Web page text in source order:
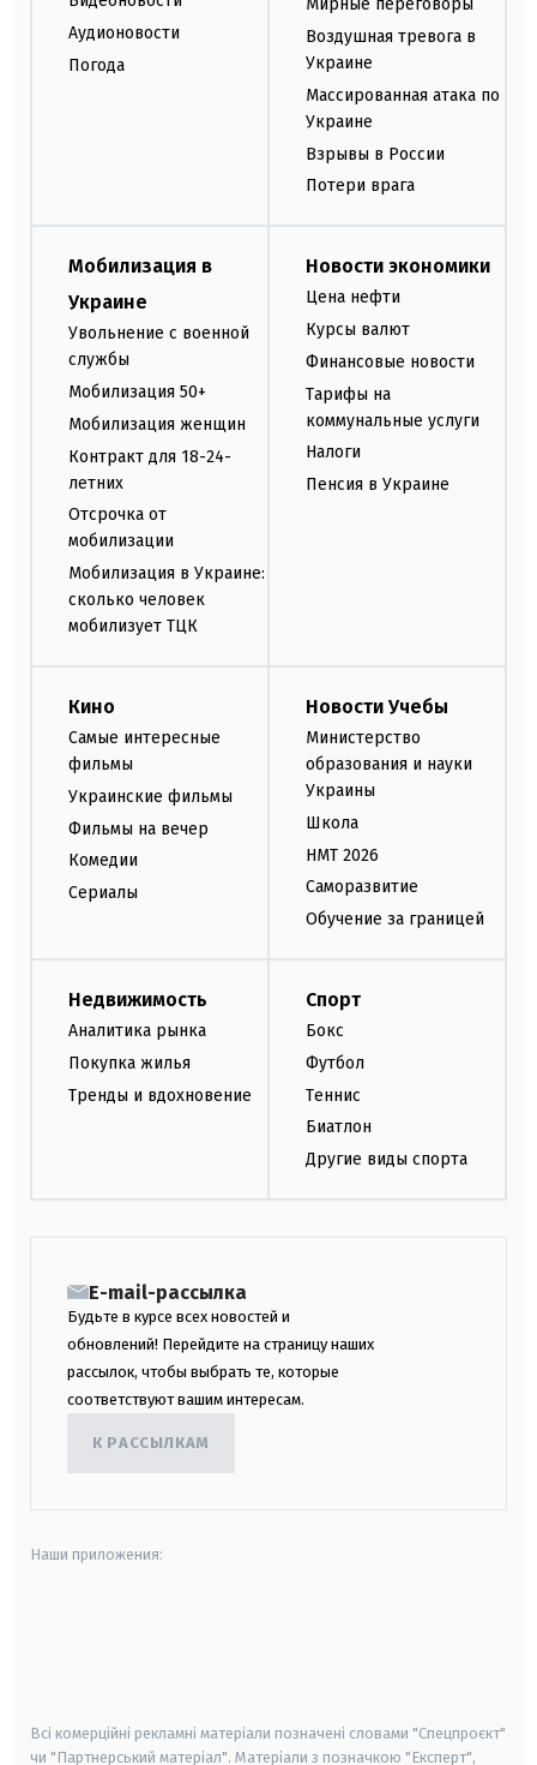
Аудионовости
Погода
Мирные переговоры
Воздушная тревога в
Украине
Массированная атака по
Украине
Взрывы в России
Потери врага
Мобилизация в
Украине
Увольнение с военной
службы
Мобилизация 50+
Мобилизация женщин
Контракт для 18-24-
летних
Отсрочка от
мобилизации
Мобилизация в Украине:
сколько человек
мобилизует ТЦК
Новости экономики
Цена нефти
Курсы валют
Финансовые новости
Тарифы на
коммунальные услуги
Налоги
Пенсия в Украине
Кино
Самые интересные
фильмы
Украинские фильмы
Фильмы на вечер
Комедии
Сериалы
Новости Учебы
Министерство
образования и науки
Украины
Школа
НМТ 2026
Саморазвитие
Обучение за границей
Недвижимость
Аналитика рынка
Покупка жилья
Тренды и вдохновение
Спорт
Бокс
Футбол
Теннис
Биатлон
Другие виды спорта
E-mail-рассылка
Будьте в курсе всех новостей и
обновлений! Перейдите на страницу наших
рассылок, чтобы выбрать те, которые
соответствуют вашим интересам.
К РАССЫЛКАМ
Наши приложения:
Всі комерційні рекламні матеріали позначені словами "Спецпроєкт"
чи "Партнерський матеріал". Матеріали з позначкою "Експерт",